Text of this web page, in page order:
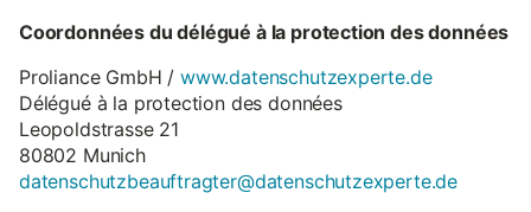
Coordonnées du délégué à la protection des données
Proliance GmbH /www.datenschutzexperte.de
Délégué à la protection des données
Leopoldstrasse 21
80802 Munich
datenschutzbeauftragter@datenschutzexperte.de